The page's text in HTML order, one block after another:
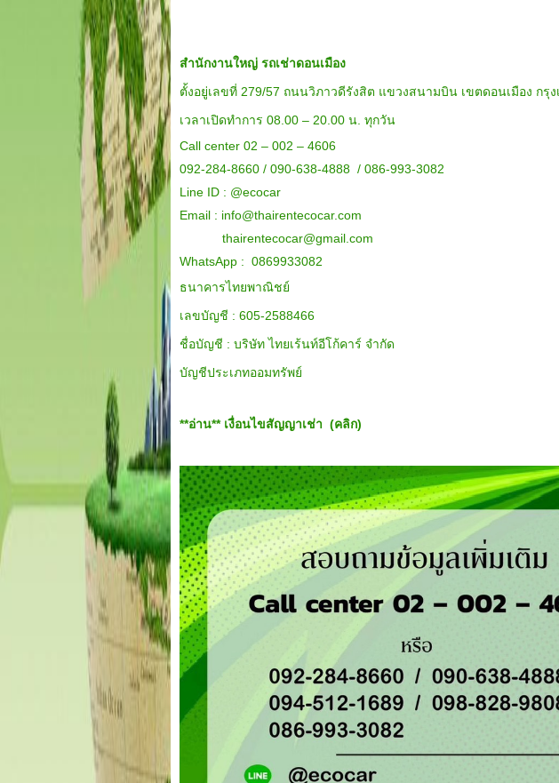
สำนักงานใหญ่ รถเช่าดอนเมือง
ตั้งอยู่เลขที่ 279/57 ถนนวิภาวดีรังสิต แขวงสนามบิน เขตดอนเมือง กรุ
เวลาเปิดทำการ 08.00 – 20.00 น. ทุกวัน
Call center 02 – 002 – 4606
092-284-8660 / 090-638-4888 / 086-993-3082
Line ID : @ecocar
Email : info@thairentecocar.com
thairentecocar@gmail.com
WhatsApp : 0869933082
ธนาคารไทยพาณิชย์
เลขบัญชี : 605-2588466
ชื่อบัญชี : บริษัท ไทยเร้นท์อีโก้คาร์ จำกัด
บัญชีประเภทออมทรัพย์
**อ่าน** เงื่อนไขสัญญาเช่า (คลิก)